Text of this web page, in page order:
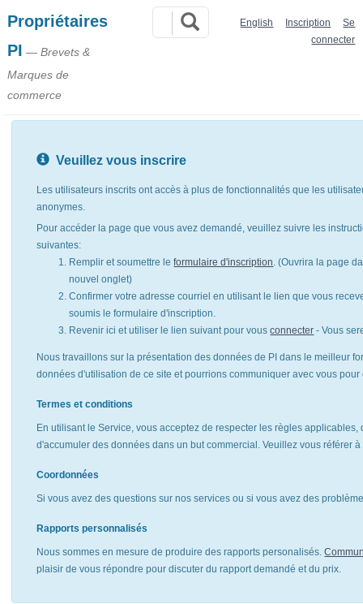
Propriétaires
PI — Brevets &
Marques de
commerce
English Inscription
Se
connecter
Veuillez vous inscrire
Les utilisateurs inscrits ont accès à plus de fonctionnalités que les
anonymes.
Pour accéder la page que vous avez demandé, veuillez suivre les
suivantes:
Remplir et soumettre leformulaire d'inscription. (Ouvrira la page
nouvel onglet)
Confirmer votre adresse courriel en utilisant le lien que vous
soumis le formulaire d'inscription.
Revenir ici et utiliser le lien suivant pour vousconnecter - Vous
Nous travaillons sur la présentation des données de PI dans le meilleur
données d'utilisation de ce site et pourrions communiquer avec vous
Termes et conditions
En utilisant le Service, vous acceptez de respecter les règles
d'accumuler des données dans un but commercial. Veuillez vous référer
Coordonnées
Si vous avez des questions sur nos services ou si vous avez des
Rapports personnalisés
Nous sommes en mesure de produire des rapports personalisés.
plaisir de vous répondre pour discuter du rapport demandé et du prix.